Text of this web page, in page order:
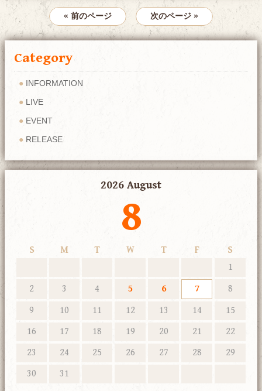
« 前のページ 次のページ »
Category
INFORMATION
LIVE
EVENT
RELEASE
2026 August
8
S M T W T F
S
1
2
3 4 5 6 7
8
9
10 11 12 13 14
15
16
17 18 19 20 21
22
23
24 25 26 27 28
29
30
31